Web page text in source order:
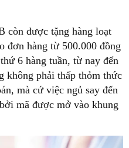
còn được tặng hàng loạt
đơn hàng từ 500.000 đồng
6 hàng tuần, từ nay đến
không phải thấp thỏm thức
mà cứ việc ngủ say đến
mã được mở vào khung